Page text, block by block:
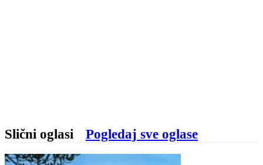
Slični oglasi Pogledaj sve oglase